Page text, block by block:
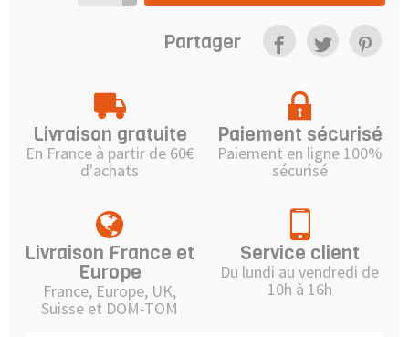
Partager
Livraison gratuite
En France à partir de 60€
d'achats
Paiement sécurisé
Paiement en ligne 100%
sécurisé
Livraison France et
Europe
France, Europe, UK,
Suisse et DOM-TOM
Service client
Du lundi au vendredi de
10h à 16h